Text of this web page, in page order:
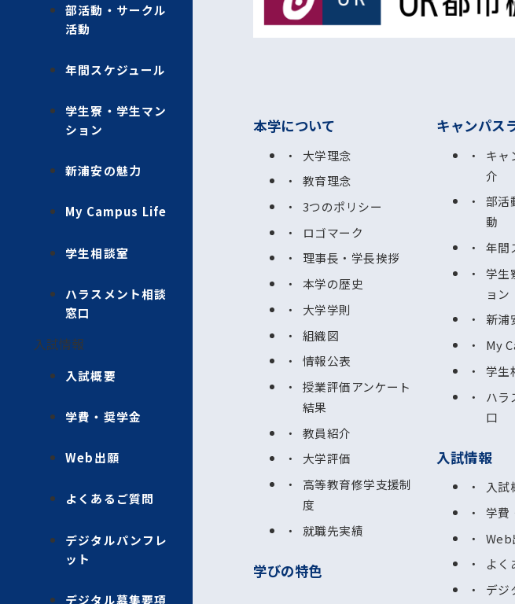
部活動・サークル
活動
年間スケジュール
学生寮・学生マン
ション
新浦安の魅力
My Campus Life
学生相談室
ハラスメント相談
窓口
入試情報
入試概要
学費・奨学金
Web出願
よくあるご質問
デジタルパンフレ
ット
デジタル募集要項
本学について
大学理念
教育理念
3つのポリシー
ロゴマーク
理事長・学長挨拶
本学の歴史
大学学則
組織図
情報公表
授業評価アンケート
結果
教員紹介
大学評価
高等教育修学支援制
度
就職先実績
学びの特色
キャンパス
キャ
介
部活
動
年間
学生
ョン
新浦
My
学生
ハラ
口
入試情報
入試
学費
Web
よく
デジ